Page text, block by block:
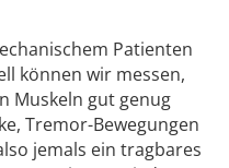
Patienten
können wir messen,
Muskeln gut genug
Tremor-Bewegungen
jemals ein tragbares